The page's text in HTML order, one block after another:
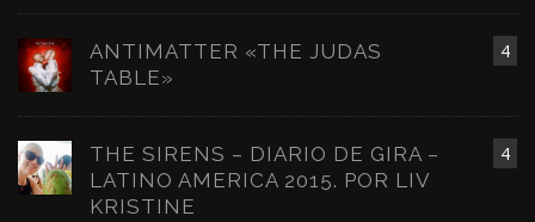
4
ANTIMATTER «THE JUDAS
TABLE»
4
THE SIRENS – DIARIO DE GIRA –
LATINO AMERICA 2015. POR LIV
KRISTINE